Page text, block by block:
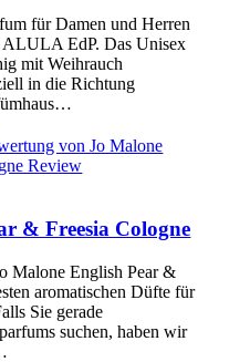
für Damen und Herren
ALULA EdP. Das Unisex
mit Weihrauch
in die Richtung
& Freesia Cologne
Malone English Pear &
aromatischen Düfte für
Sie gerade
suchen, haben wir